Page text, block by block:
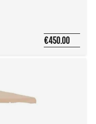
€450.00